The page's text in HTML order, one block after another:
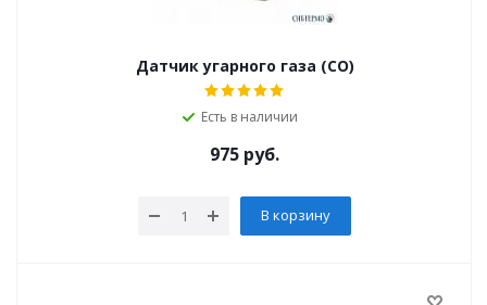
Датчик угарного газа (СО)
Есть в наличии
975 руб.
В корзину